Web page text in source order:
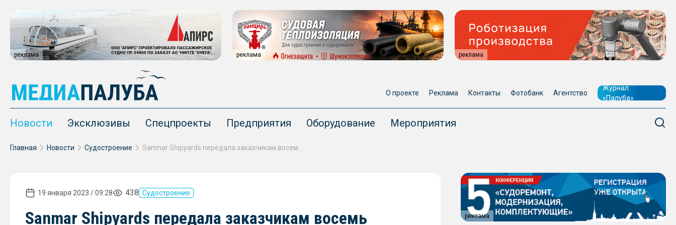
реклама реклама реклама
О проекте Реклама Контакты Фотобанк Агентство
Журнал
«Палуба»
Новости Эксклюзивы Спецпроекты Предприятия Оборудование Мероприятия
Главная Новости Судостроение
19 января 2023 / 09:28 438 Судостроение
Sanmar Shipyards передала заказчикам восемь реклама